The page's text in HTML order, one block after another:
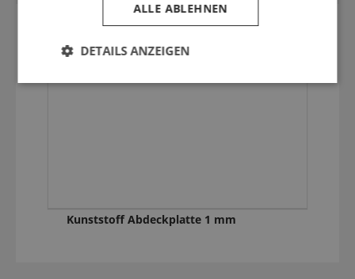
Kunststoff Abdeckplatte 1 mm
ALLE ABLEHNEN
DETAILS ANZEIGEN